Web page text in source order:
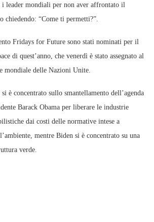
i leader mondiali per non aver affrontato il
chiedendo: “Come ti permetti?”.
Fridays for Future sono stati nominati per il
di quest’anno, che venerdì è stato assegnato al
mondiale delle Nazioni Unite.
è concentrato sullo smantellamento dell’agenda
Barack Obama per liberare le industrie
dai costi delle normative intese a
mentre Biden si è concentrato su una
verde.